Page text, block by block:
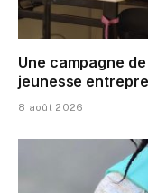
Une campagne
jeunesse
8 août 2026